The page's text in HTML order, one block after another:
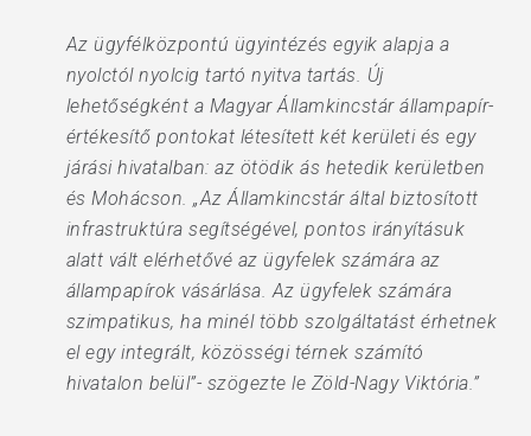
Az ügyfélközpontú ügyintézés egyik alapja a
nyolctól nyolcig tartó nyitva tartás. Új
lehetőségként a Magyar Államkincstár állampapír-
értékesítő pontokat létesített két kerületi és egy
járási hivatalban: az ötödik ás hetedik kerületben
és Mohácson. „Az Államkincstár által biztosított
infrastruktúra segítségével, pontos irányításuk
alatt vált elérhetővé az ügyfelek számára az
állampapírok vásárlása. Az ügyfelek számára
szimpatikus, ha minél több szolgáltatást érhetnek
el egy integrált, közösségi térnek számító
hivatalon belül”- szögezte le Zöld-Nagy Viktória.”